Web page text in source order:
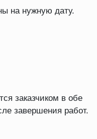
на нужную дату.
заказчиком в обе
завершения работ.